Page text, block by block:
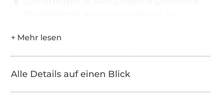
Schnittmuster in allen Größen als
Beamerdatei, angelegt in Ebenen, in bunt; inkl.
Einrichten/Prüfen des Beamers
Alle Details auf einen Blick